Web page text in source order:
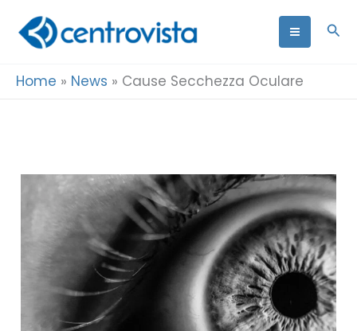
contenuto
Home » News » Cause Secchezza Oculare